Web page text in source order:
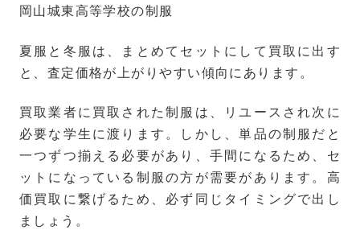
岡山城東高等学校の制服
夏服と冬服は、まとめてセットにして買取に出す
と、査定価格が上がりやすい傾向にあります。
買取業者に買取された制服は、リユースされ次に
必要な学生に渡ります。しかし、単品の制服だと
一つずつ揃える必要があり、手間になるため、セ
ットになっている制服の方が需要があります。高
価買取に繋げるため、必ず同じタイミングで出し
ましょう。